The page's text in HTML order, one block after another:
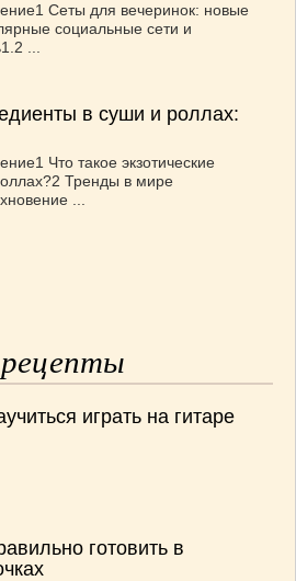
Сеты для вечеринок: новые
социальные сети и
...
в суши и роллах:
Что такое экзотические
Тренды в мире
...
играть на гитаре
готовить в